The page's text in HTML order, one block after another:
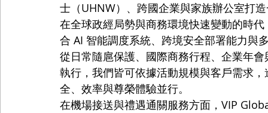
士（UHNW）、跨國企業與家族辦公室打
在全球政經局勢與商務環境快速變動的時
合 AI 智能調度系統、跨境安全部署能力與
從日常隨扈保護、國際商務行程、企業年
執行，我們皆可依據活動規模與客戶需求
全、效率與尊榮體驗並行。
在機場接送與禮遇通關服務方面，VIP